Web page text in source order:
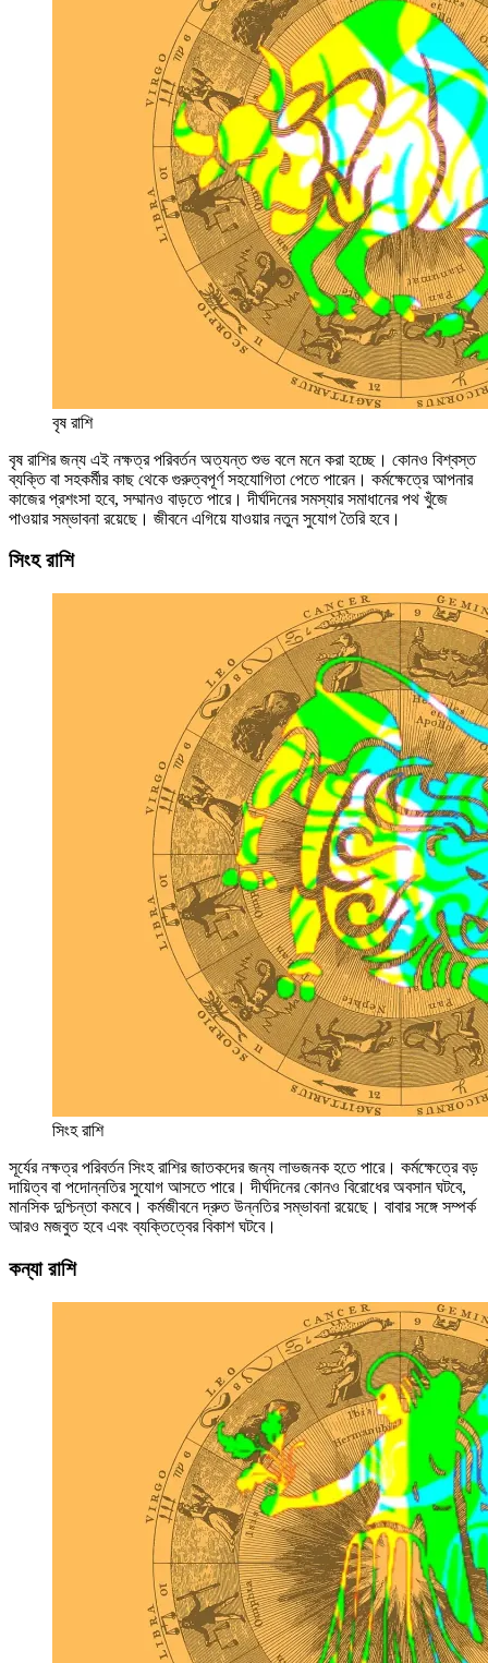
বৃষ রাশি
বৃষ রাশির জন্য এই নক্ষত্র পরিবর্তন অত্যন্ত শুভ বলে মনে করা হচ্ছে। কোনও বিশ্বস্ত
ব্যক্তি বা সহকর্মীর কাছ থেকে গুরুত্বপূর্ণ সহযোগিতা পেতে পারেন। কর্মক্ষেত্রে আপনার
কাজের প্রশংসা হবে, সম্মানও বাড়তে পারে। দীর্ঘদিনের সমস্যার সমাধানের পথ খুঁজে
পাওয়ার সম্ভাবনা রয়েছে। জীবনে এগিয়ে যাওয়ার নতুন সুযোগ তৈরি হবে।
সিংহ রাশি
সিংহ রাশি
সূর্যের নক্ষত্র পরিবর্তন সিংহ রাশির জাতকদের জন্য লাভজনক হতে পারে। কর্মক্ষেত্রে বড়
দায়িত্ব বা পদোন্নতির সুযোগ আসতে পারে। দীর্ঘদিনের কোনও বিরোধের অবসান ঘটবে,
মানসিক দুশ্চিন্তা কমবে। কর্মজীবনে দ্রুত উন্নতির সম্ভাবনা রয়েছে। বাবার সঙ্গে সম্পর্ক
আরও মজবুত হবে এবং ব্যক্তিত্বের বিকাশ ঘটবে।
কন্যা রাশি